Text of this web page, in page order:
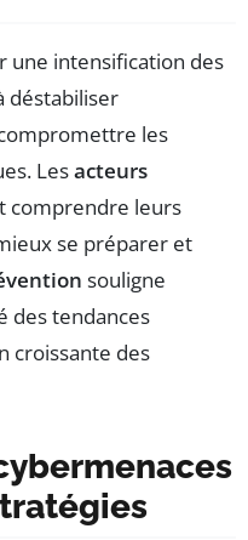
une intensification des
déstabiliser
les
Lesacteurs
comprendre leurs
se préparer et
souligne
des tendances
croissante des